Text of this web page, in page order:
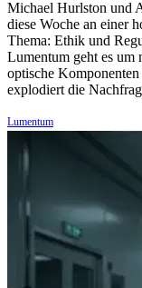
Michael Hurlston und
diese Woche an einer
Thema: Ethik und
Lumentum geht es um
optische
explodiert die
Lumentum